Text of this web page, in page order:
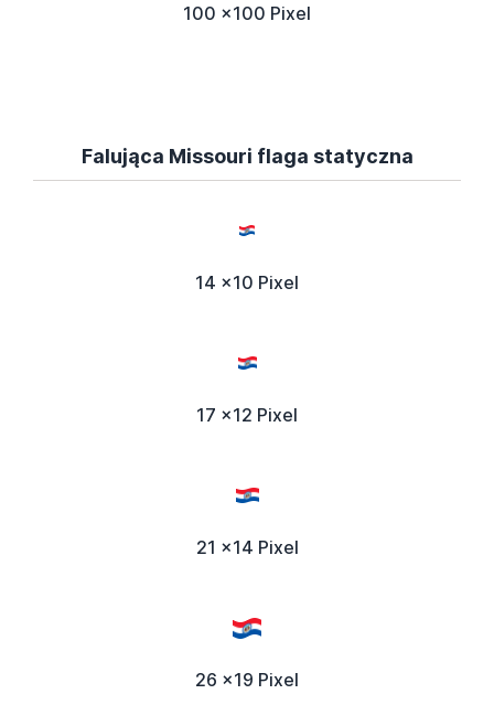
100 x100 Pixel
Falująca Missouri flaga statyczna
14 x10 Pixel
17 x12 Pixel
21 x14 Pixel
26 x19 Pixel